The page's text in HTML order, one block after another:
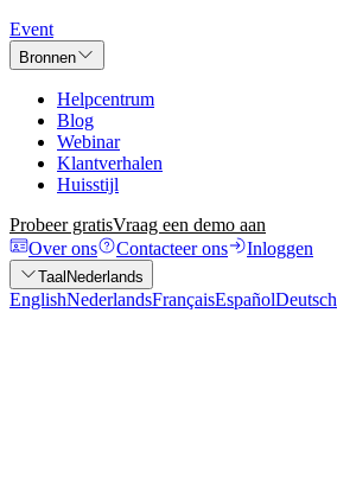
Event
Bronnen
Helpcentrum
Blog
Webinar
Klantverhalen
Huisstijl
Probeer gratisVraag een demo aan
Over ons
Contacteer ons Inloggen
Taal Nederlands
EnglishNederlandsFrançaisEspañolDeutsch